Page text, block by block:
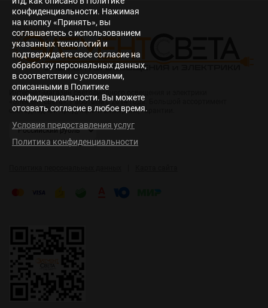
Интернет-магазин светодиодного освещения и электрики
«Элемент света». Работаем с 2014 года. Большой ассортимент
светодиодной продукции и электрики, гарантии.
конфиденциальности. Нажимая
на кнопку «Принять», вы
соглашаетесь с использованием
указанных технологий и
подтверждаете свое согласие на
обработку персональных данных,
в соответствии с условиями,
описанными в Политике
конфиденциальности. Вы можете
отозвать согласие в любое время.
Условия предоставления услуг
Политика конфиденциальности